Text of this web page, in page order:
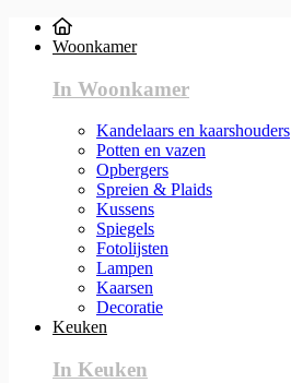
Woonkamer
In Woonkamer
Kandelaars en kaarshouders
Potten en vazen
Opbergers
Spreien & Plaids
Kussens
Spiegels
Fotolijsten
Lampen
Kaarsen
Decoratie
Keuken
In Keuken